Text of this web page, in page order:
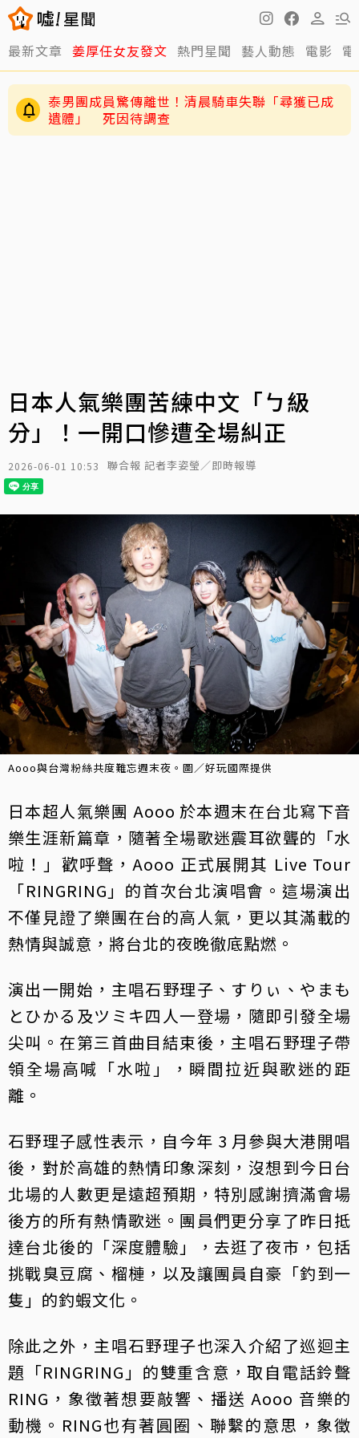
最新文章 姜厚任女友發文 熱門星聞 藝人動態 電影
泰男團成員驚傳離世！清晨騎車失聯「尋獲已成
遺體」 死因待調查
日本人氣樂團苦練中文「ㄅ級
分」！一開口慘遭全場糾正
2026-06-01 10:53 聯合報 記者李姿瑩／即時報導
Aooo與台灣粉絲共度難忘週末夜。圖／好玩國際提供
日本超人氣樂團 Aooo 於本週末在台北寫下音
樂生涯新篇章，隨著全場歌迷震耳欲聾的「水
啦！」歡呼聲，Aooo 正式展開其 Live Tour
「RINGRING」的首次台北演唱會。這場演出
不僅見證了樂團在台的高人氣，更以其滿載的
熱情與誠意，將台北的夜晚徹底點燃。
演出一開始，主唱石野理子、すりぃ、やまも
とひかる及ツミキ四人一登場，隨即引發全場
尖叫。在第三首曲目結束後，主唱石野理子帶
領全場高喊「水啦」，瞬間拉近與歌迷的距
離。
石野理子感性表示，自今年 3 月參與大港開唱
後，對於高雄的熱情印象深刻，沒想到今日台
北場的人數更是遠超預期，特別感謝擠滿會場
後方的所有熱情歌迷。團員們更分享了昨日抵
達台北後的「深度體驗」，去逛了夜市，包括
挑戰臭豆腐、榴槤，以及讓團員自豪「釣到一
隻」的釣蝦文化。
除此之外，主唱石野理子也深入介紹了巡迴主
題「RINGRING」的雙重含意，取自電話鈴聲
RING，象徵著想要敲響、播送 Aooo 音樂的
動機。RING也有著圓圈、聯繫的意思，象徵